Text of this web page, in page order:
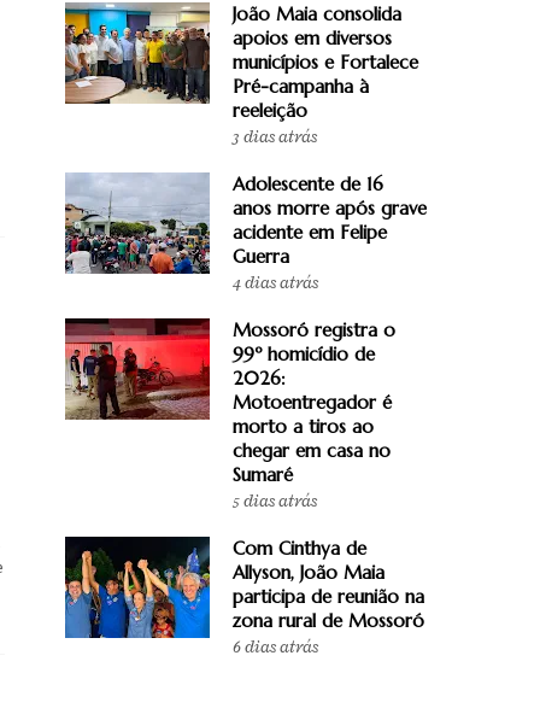
João Maia consolida
apoios em diversos
municípios e Fortalece
Pré-campanha à
reeleição
3 dias atrás
Adolescente de 16
anos morre após grave
acidente em Felipe
Guerra
4 dias atrás
Mossoró registra o
99º homicídio de
2026:
Motoentregador é
morto a tiros ao
chegar em casa no
Sumaré
5 dias atrás
Com Cinthya de
Allyson, João Maia
participa de reunião na
zona rural de Mossoró
6 dias atrás